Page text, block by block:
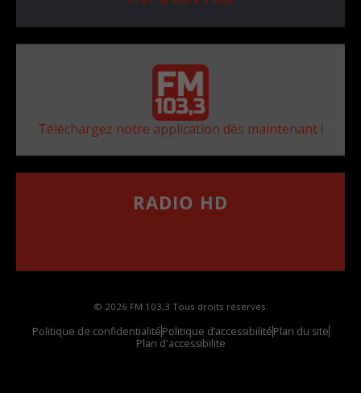
Téléchargez notre application dès maintenant !
RADIO HD
© 2026 FM 103,3 Tous droits réservés.
Politique de confidentialitéPolitique d’accessibilitéPlan du site
Plan d'accessibilite